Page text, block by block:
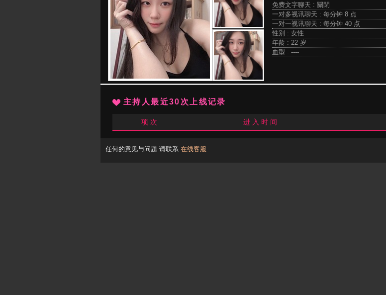
免费文字聊天 : 關閉
一对多视讯聊天 : 每分钟 8 点
一对一视讯聊天 : 每分钟 40 点
性别 : 女性
年龄 : 22 岁
血型 : ----
主持人最近30次上线记录
项 次 进 入 时 间
任何的意见与问题 请联系 在线客服